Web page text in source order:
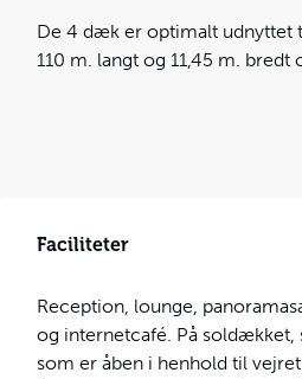
De 4 dæk er optimalt udnyttet
110 m. langt og 11,45 m.
Faciliteter
Reception, lounge,
og internetcafé. På
som er åben i henhold til